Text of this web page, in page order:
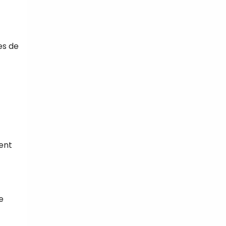
de